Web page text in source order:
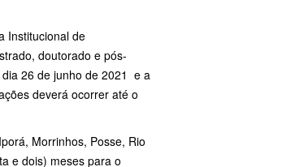
Institucional de
doutorado e pós-
26 de junho de 2021 e a
deverá ocorrer até o
Morrinhos, Posse, Rio
e dois) meses para o